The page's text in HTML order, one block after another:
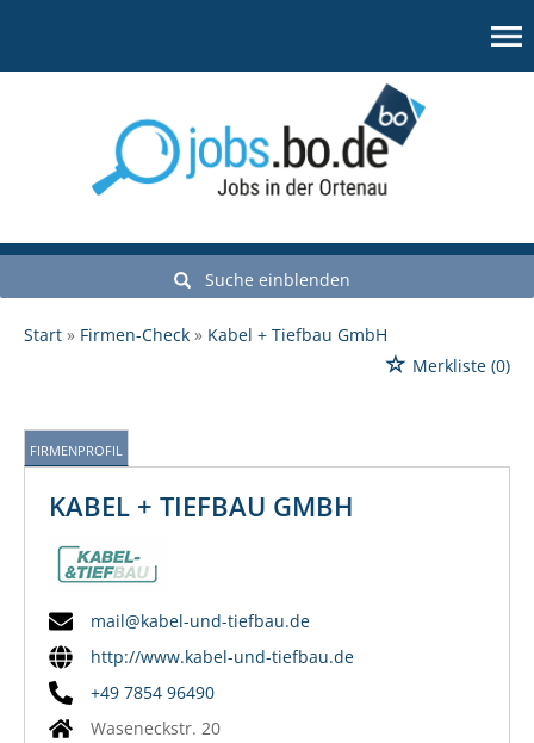
Suche einblenden
Start Firmen-Check
Kabel + Tiefbau GmbH
Merkliste (0)
FIRMENPROFIL
KABEL + TIEFBAU GMBH
mail@kabel-und-tiefbau.de
http://www.kabel-und-tiefbau.de
+49 7854 96490
Waseneckstr. 20